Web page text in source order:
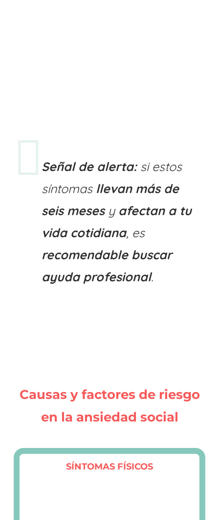
Señal de alerta:si estos
síntomas llevan más de
seis mesesy afectan a tu
vida cotidiana, es
recomendable buscar
ayuda profesional.
Causas y factores de riesgo
en la ansiedad social
SÍNTOMAS FÍSICOS